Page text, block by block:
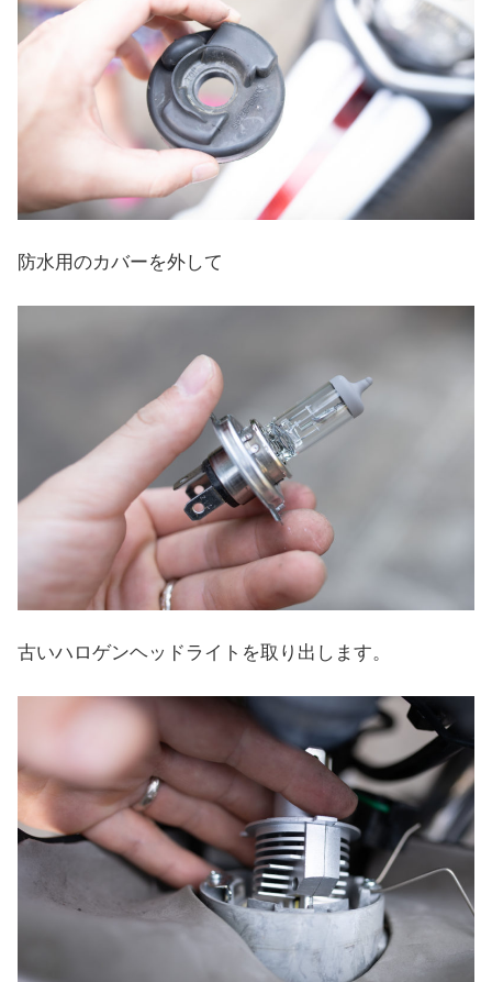
防水用のカバーを外して
古いハロゲンヘッドライトを取り出します。